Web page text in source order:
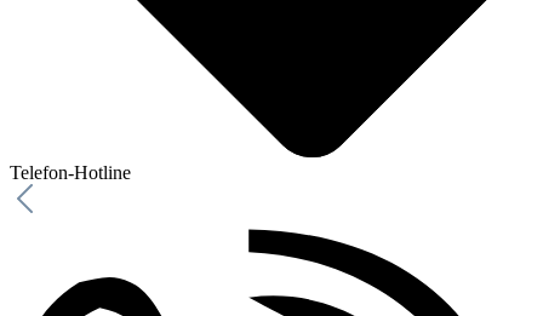
Telefon-Hotline